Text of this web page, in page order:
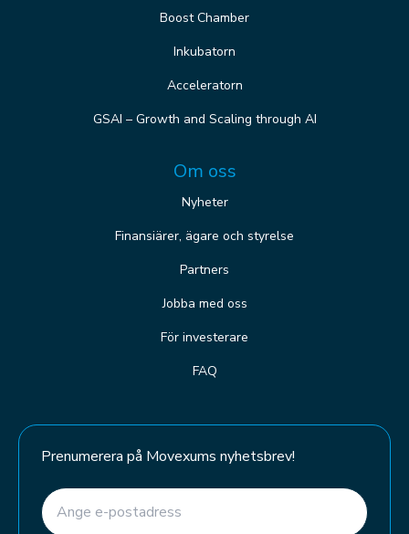
Boost Chamber
Inkubatorn
Acceleratorn
GSAI – Growth and Scaling through AI
Om oss
Nyheter
Finansiärer, ägare och styrelse
Partners
Jobba med oss
För investerare
FAQ
Prenumerera på Movexums nyhetsbrev!
E-post